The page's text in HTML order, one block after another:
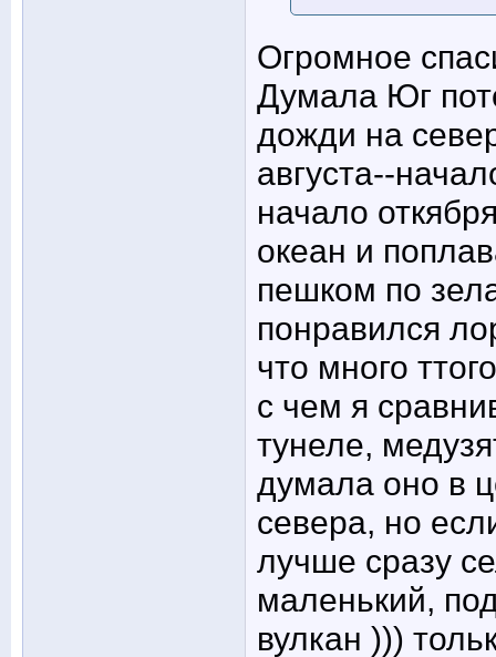
Огромное
Думала Юг
дожди на
августа--
начало
океан и
пешком по
понравился
что много
с чем я
тунеле,
думала оно в
севера, но
лучше сразу
маленький,
вулкан )))